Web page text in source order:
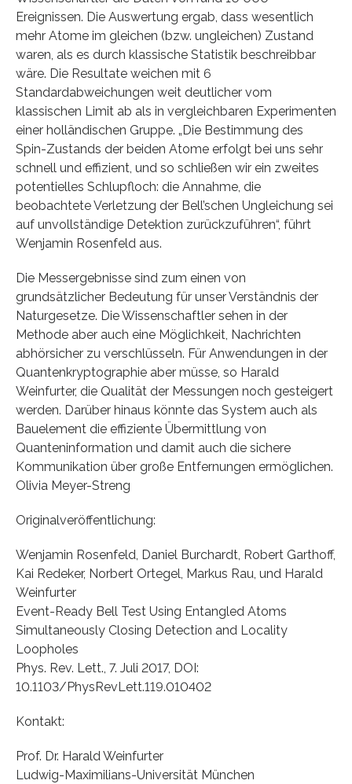
Ereignissen. Die Auswertung ergab, dass wesentlich
mehr Atome im gleichen (bzw. ungleichen) Zustand
waren, als es durch klassische Statistik beschreibbar
wäre. Die Resultate weichen mit 6
Standardabweichungen weit deutlicher vom
klassischen Limit ab als in vergleichbaren Experimenten
einer holländischen Gruppe. „Die Bestimmung des
Spin-Zustands der beiden Atome erfolgt bei uns sehr
schnell und effizient, und so schließen wir ein zweites
potentielles Schlupfloch: die Annahme, die
beobachtete Verletzung der Bell’schen Ungleichung sei
auf unvollständige Detektion zurückzuführen“, führt
Wenjamin Rosenfeld aus.
Die Messergebnisse sind zum einen von
grundsätzlicher Bedeutung für unser Verständnis der
Naturgesetze. Die Wissenschaftler sehen in der
Methode aber auch eine Möglichkeit, Nachrichten
abhörsicher zu verschlüsseln. Für Anwendungen in der
Quantenkryptographie aber müsse, so Harald
Weinfurter, die Qualität der Messungen noch gesteigert
werden. Darüber hinaus könnte das System auch als
Bauelement die effiziente Übermittlung von
Quanteninformation und damit auch die sichere
Kommunikation über große Entfernungen ermöglichen.
Olivia Meyer-Streng
Originalveröffentlichung:
Wenjamin Rosenfeld, Daniel Burchardt, Robert Garthoff,
Kai Redeker, Norbert Ortegel, Markus Rau, und Harald
Weinfurter
Event-Ready Bell Test Using Entangled Atoms
Simultaneously Closing Detection and Locality
Loopholes
Phys. Rev. Lett., 7. Juli 2017, DOI:
10.1103/PhysRevLett.119.010402
Kontakt:
Prof. Dr. Harald Weinfurter
Ludwig-Maximilians-Universität München